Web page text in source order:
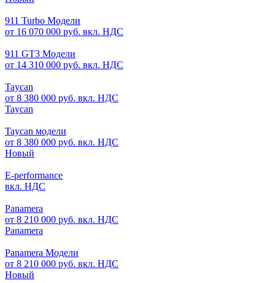
911 Turbo Модели
от 16 070 000 руб. вкл. НДС
911 GT3 Модели
от 14 310 000 руб. вкл. НДС
Taycan
от 8 380 000 руб. вкл. НДС
Taycan
Taycan модели
от 8 380 000 руб. вкл. НДС
Новый
E-performance
вкл. НДС
Panamera
от 8 210 000 руб. вкл. НДС
Panamera
Panamera Модели
от 8 210 000 руб. вкл. НДС
Новый